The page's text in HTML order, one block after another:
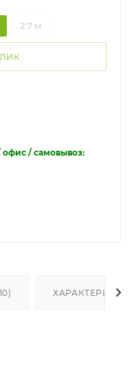
2.7 м
офис / самовывоз: